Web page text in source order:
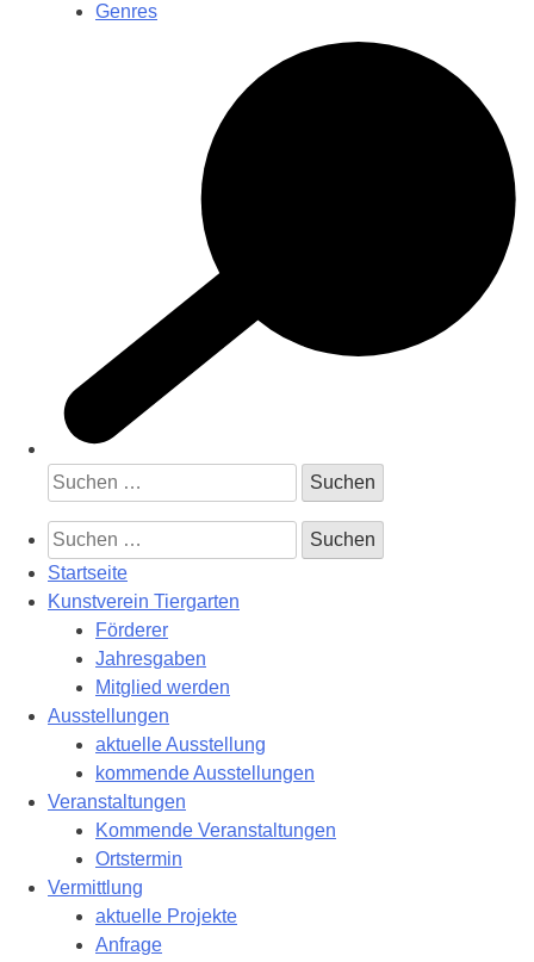
Genres
Suchen
nach:
Suchen
nach:
Startseite
Kunstverein Tiergarten
Förderer
Jahresgaben
Mitglied werden
Ausstellungen
aktuelle Ausstellung
kommende Ausstellungen
Veranstaltungen
Kommende Veranstaltungen
Ortstermin
Vermittlung
aktuelle Projekte
Anfrage